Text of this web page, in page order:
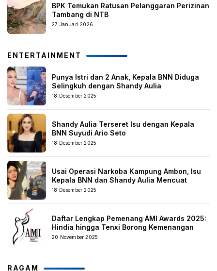
BPK Temukan Ratusan Pelanggaran Perizinan
Tambang di NTB
27 Januari 2026
ENTERTAINMENT
Punya Istri dan 2 Anak, Kepala BNN Diduga
Selingkuh dengan Shandy Aulia
18 Desember 2025
Shandy Aulia Terseret Isu dengan Kepala
BNN Suyudi Ario Seto
18 Desember 2025
Usai Operasi Narkoba Kampung Ambon, Isu
Kepala BNN dan Shandy Aulia Mencuat
18 Desember 2025
Daftar Lengkap Pemenang AMI Awards 2025:
Hindia hingga Tenxi Borong Kemenangan
20 November 2025
RAGAM